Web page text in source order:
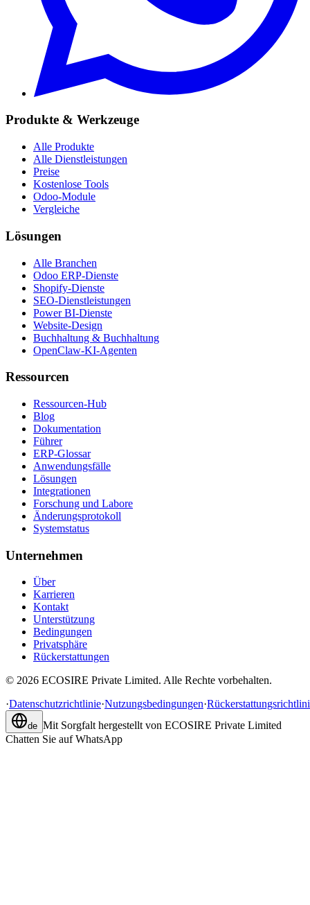
Produkte & Werkzeuge
Alle Produkte
Alle Dienstleistungen
Preise
Kostenlose Tools
Odoo-Module
Vergleiche
Lösungen
Alle Branchen
Odoo ERP-Dienste
Shopify-Dienste
SEO-Dienstleistungen
Power BI-Dienste
Website-Design
Buchhaltung & Buchhaltung
OpenClaw-KI-Agenten
Ressourcen
Ressourcen-Hub
Blog
Dokumentation
Führer
ERP-Glossar
Anwendungsfälle
Lösungen
Integrationen
Forschung und Labore
Änderungsprotokoll
Systemstatus
Unternehmen
Über
Karrieren
Kontakt
Unterstützung
Bedingungen
Privatsphäre
Rückerstattungen
© 2026 ECOSIRE Private Limited. Alle Rechte vorbehalten.
·Datenschutzrichtlinie·Nutzungsbedingungen·
de Mit Sorgfalt hergestellt von ECOSIRE Private Limited
Chatten Sie auf WhatsApp